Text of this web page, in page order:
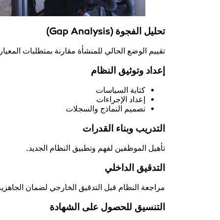
تحليل الفجوة (Gap Analysis)
تقييم الوضع الحالي للمنشأة مقارنة بمتطلبات
إعداد وتوثيق النظام
كتابة السياسات
إعداد الإجراءات
تصميم النماذج والسجلات
التدريب وبناء القدرات
تأهيل الموظفين لفهم وتطبيق النظام الجديد.
التدقيق الداخلي
مراجعة النظام قبل التدقيق الخارجي لضمان
التنسيق للحصول على الشهادة